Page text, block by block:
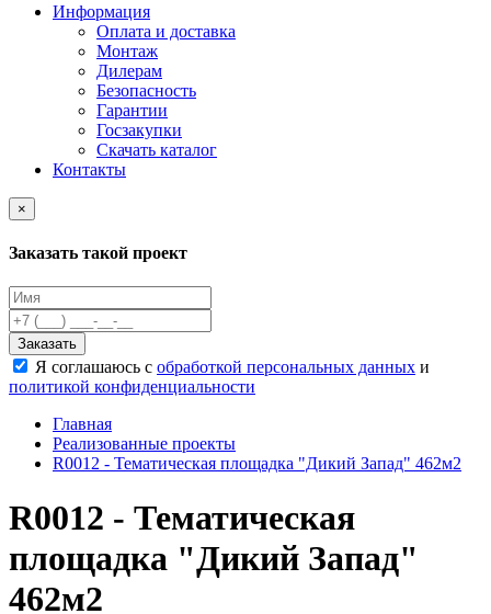
Для детей с ограниченными физическими
возможностями
Информация
Оплата и доставка
Монтаж
Дилерам
Безопасность
Гарантии
Госзакупки
Скачать каталог
Контакты
×
Заказать такой проект
Заказать
Я соглашаюсь с обработкой персональных данных и
политикой конфиденциальности
Главная
Реализованные проекты
R0012 - Тематическая площадка "Дикий Запад" 462м2
R0012 - Тематическая
площадка "Дикий Запад"
462м2